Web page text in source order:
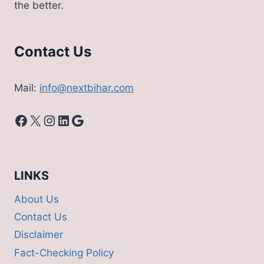
the better.
Contact Us
Mail: info@nextbihar.com
Facebook
X Instagram
LinkedIn
Google
LINKS
About Us
Contact Us
Disclaimer
Fact-Checking Policy